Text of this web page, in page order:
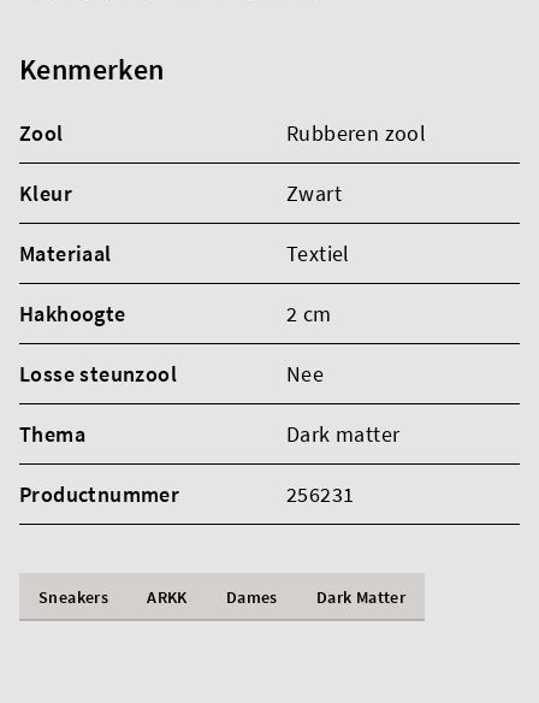
Kenmerken
Zool Rubberen zool
Kleur Zwart
Materiaal Textiel
Hakhoogte 2 cm
Losse steunzool Nee
Thema Dark matter
Productnummer 256231
Sneakers ARKK Dames Dark Matter